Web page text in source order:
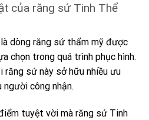
của răng sứ Tinh Thể
là dòng răng sứ thẩm mỹ được
chọn trong quá trình phục hình.
sứ này sở hữu nhiều ưu
công nhận.
tuyệt vời mà răng sứ Tinh